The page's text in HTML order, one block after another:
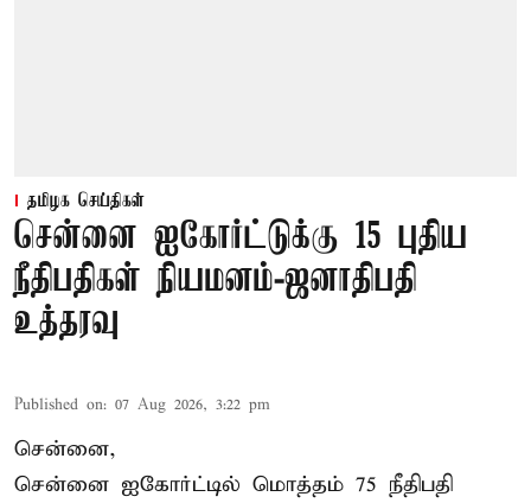
தமிழக செய்திகள்
சென்னை ஐகோர்ட்டுக்கு 15 புதிய
நீதிபதிகள் நியமனம்-ஜனாதிபதி
உத்தரவு
Published on: 07 Aug 2026, 3:22 pm
சென்னை,
சென்னை ஐகோர்ட்டில் மொத்தம் 75 நீதிபதி